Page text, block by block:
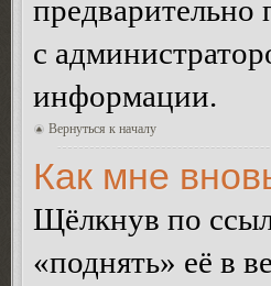
предварительно
с
информации.
Вернуться к началу
Как мне
Щёлкнув по
«поднять» её в